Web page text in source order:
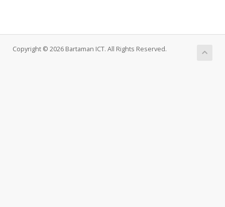
Copyright © 2026 Bartaman ICT. All Rights Reserved.